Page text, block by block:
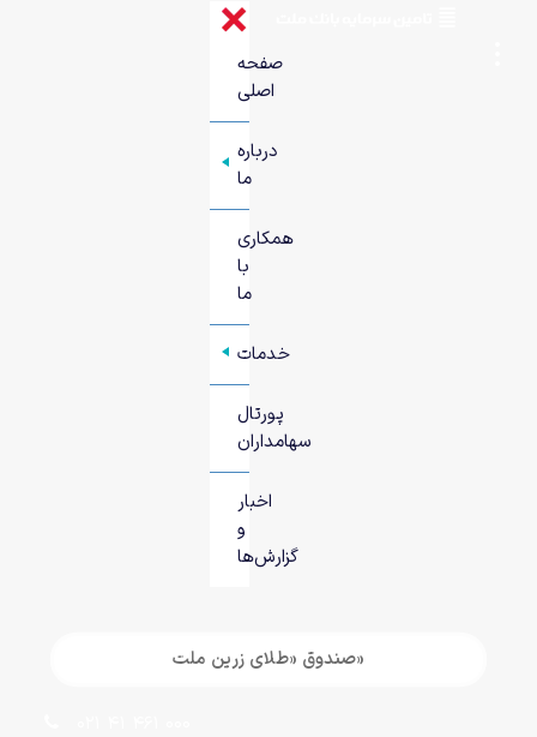
صفحه
اصلی
+
درباره
ما
همکاری
با
ما
+ خدمات
پورتال
سهامداران
اخبار
و
گزارش‌ها
«صندوق «طلای زرین ملت